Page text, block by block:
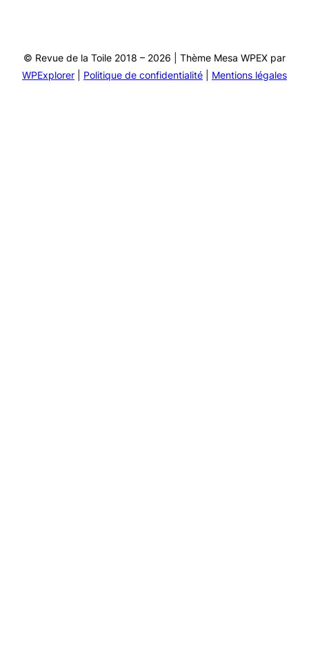
© Revue de la Toile 2018 – 2026 | Thème Mesa WPEX par
WPExplorer
Politique de confidentialité Mentions légales